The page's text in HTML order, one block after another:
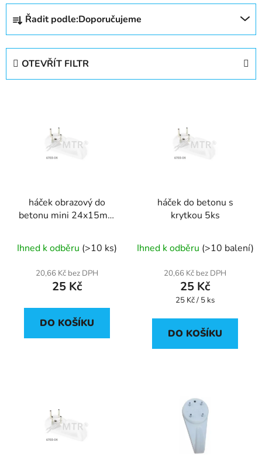
Ř
z
Řadit podle:Doporučujeme
OTEVŘÍT FILTR
háček obrazový do
betonu mini 24x15mm
Ihned k odběru (>10 ks)
20,66 Kč bez DPH
25 Kč
DO KOŠÍKU
háček do betonu s
krytkou 5ks
Ihned k odběru (>10 balení)
20,66 Kč bez DPH
25 Kč
Měrná
25 Kč / 5 ks
DO KOŠÍKU